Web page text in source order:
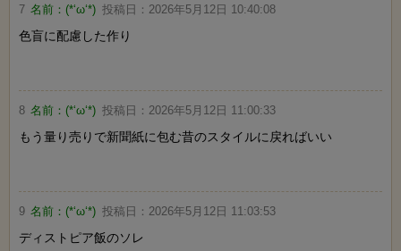
7 名前： (*‘ω‘*) 投稿日： 2026年5月12日 10:40:08
色盲に配慮した作り
8 名前： (*‘ω‘*) 投稿日： 2026年5月12日 11:00:33
もう量り売りで新聞紙に包む昔のスタイルに戻ればいい
9 名前： (*‘ω‘*) 投稿日： 2026年5月12日 11:03:53
ディストピア飯のソレ